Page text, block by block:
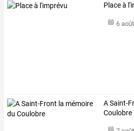
Place à
6
A Saint-
Coulobre